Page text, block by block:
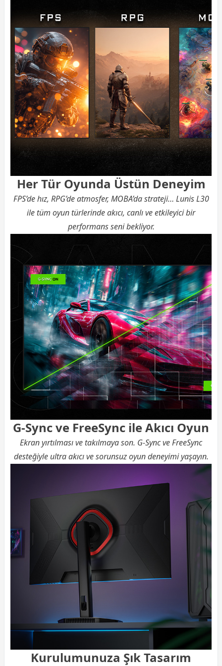
Her Tür Oyunda Üstün Deneyim
FPS’de hız, RPG’de atmosfer, MOBA’da strateji… Lunis L30
ile tüm oyun türlerinde akıcı, canlı ve etkileyici bir
performans seni bekliyor.
G-Sync ve FreeSync ile Akıcı Oyun
Ekran yırtılması ve takılmaya son. G-Sync ve FreeSync
desteğiyle ultra akıcı ve sorunsuz oyun deneyimi yaşayın.
Kurulumunuza Şık Tasarım